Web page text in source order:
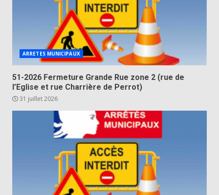
ARRETES MUNICIPAUX
51-2026 Fermeture Grande Rue zone 2 (rue de
l’Eglise et rue Charrière de Perrot)
31 juillet 2026